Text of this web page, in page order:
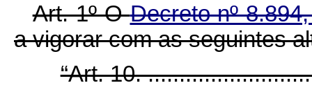
Art. 1º ODecreto nº
a vigorar com as seguintes
“Art. 10.